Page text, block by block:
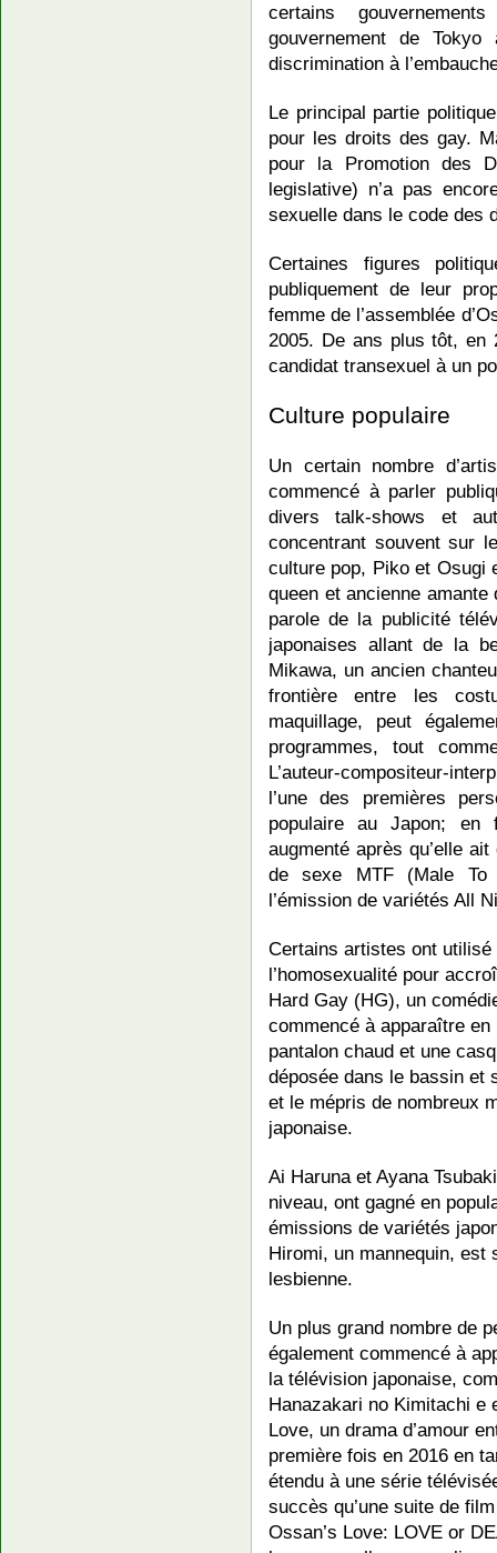
certains
gouvernement de
discrimination à
Le principal partie
pour les droits des gay.
pour la Promotion des
legislative) n’a pas
sexuelle dans le code des
Certaines figures
publiquement de leur
femme de l’assemblée
2005. De ans plus tôt, en
candidat transexuel à un
Culture populaire
Un certain nombre
commencé à parler
divers talk-shows et
concentrant souvent sur
culture pop, Piko et Osugi
queen et ancienne
parole de la publicité
japonaises allant de la
Mikawa, un ancien
frontière entre les
maquillage, peut
programmes, tout
L’auteur-compositeur-
l’une des premières
populaire au Japon;
augmenté après qu’elle
de sexe MTF (Male To
l’émission de variétés All
Certains artistes ont
l’homosexualité pour
Hard Gay (HG), un
commencé à apparaître
pantalon chaud et une
déposée dans le bassin et
et le mépris de nombreux
japonaise.
Ai Haruna et Ayana
niveau, ont gagné en
émissions de variétés
Hiromi, un mannequin, est
lesbienne.
Un plus grand nombre de
également commencé à
la télévision japonaise,
Hanazakari no Kimitachi e
Love, un drama d’amour
première fois en 2016 en
étendu à une série
succès qu’une suite de
Ossan’s Love: LOVE or